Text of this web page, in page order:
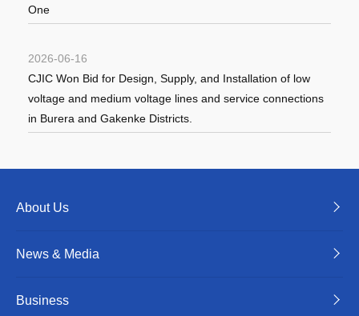
One
2026-06-16
CJIC Won Bid for Design, Supply, and Installation of low
voltage and medium voltage lines and service connections
in Burera and Gakenke Districts.
About Us
News & Media
Business